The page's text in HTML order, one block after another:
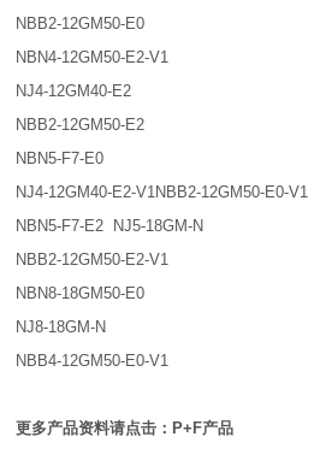
NBB2-12GM50-E0
NBN4-12GM50-E2-V1
NJ4-12GM40-E2
NBB2-12GM50-E2
NBN5-F7-E0
NJ4-12GM40-E2-V1NBB2-12GM50-E0-V1
NBN5-F7-E2 NJ5-18GM-N
NBB2-12GM50-E2-V1
NBN8-18GM50-E0
NJ8-18GM-N
NBB4-12GM50-E0-V1
更多产品资料请点击：P+F产品